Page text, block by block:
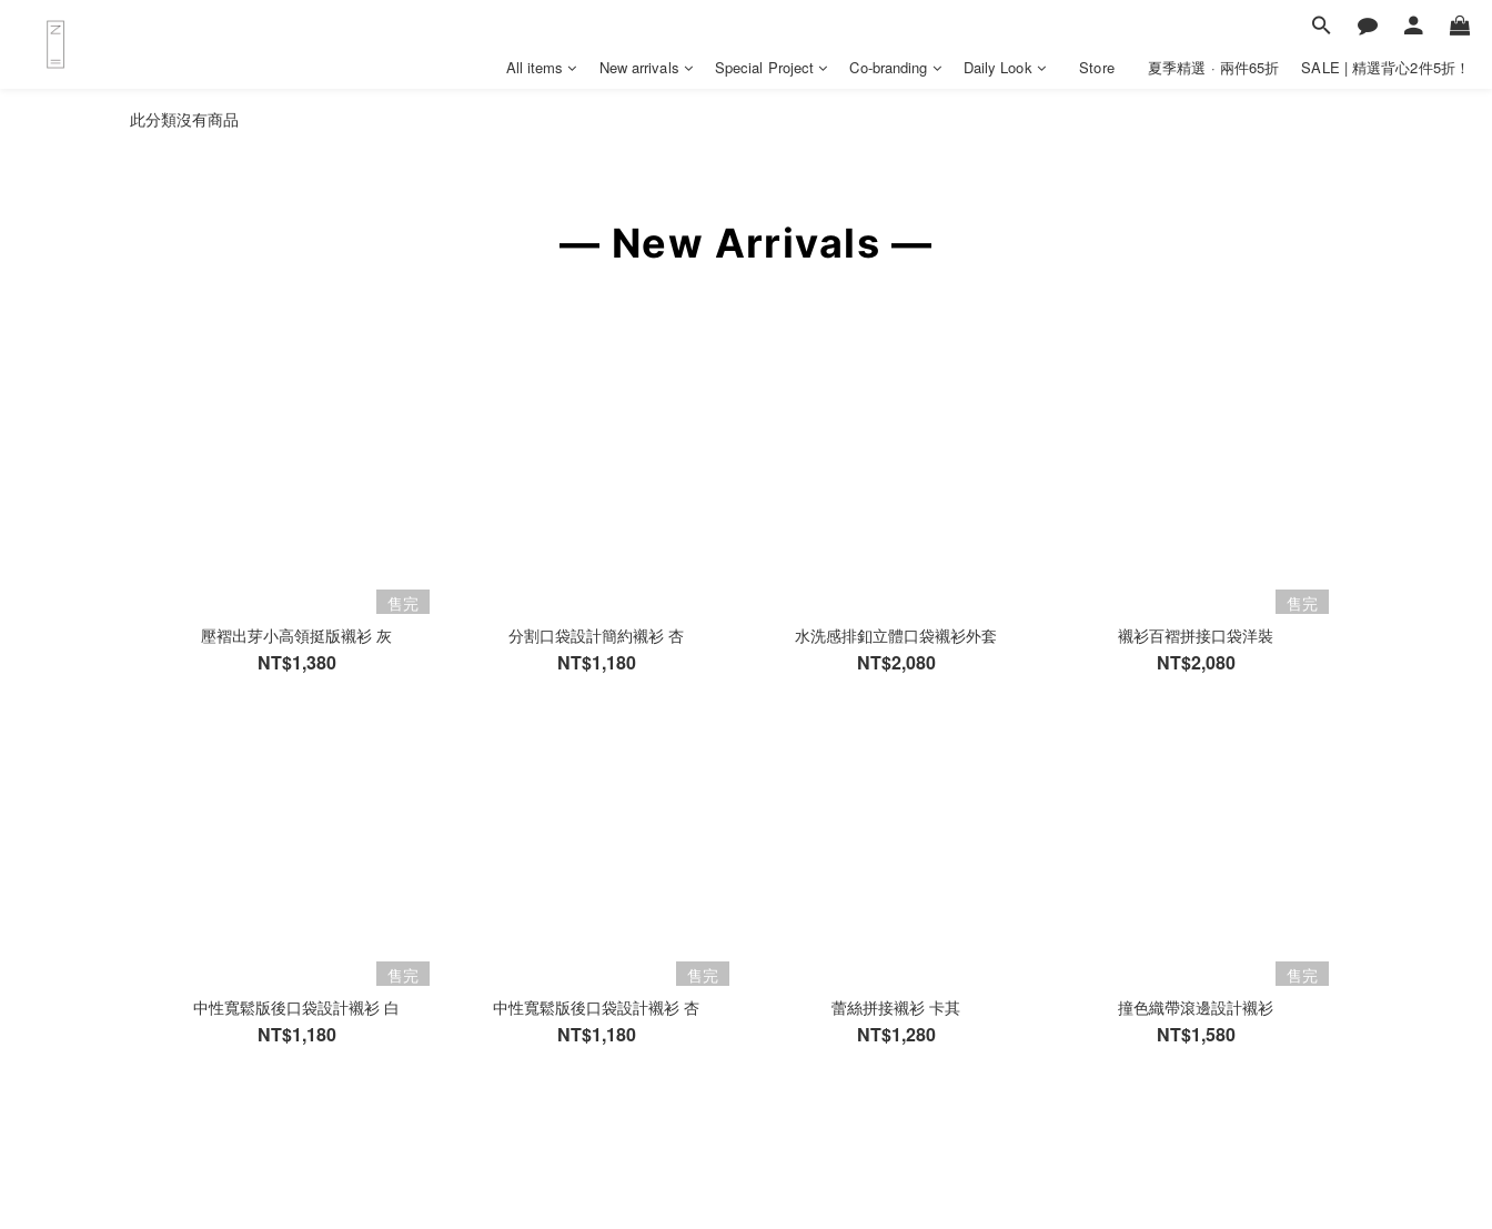
All items New arrivals Special Project Co-branding Daily Look Store 夏季精選 · 兩件65折 SALE | 精選背心2件5折！
此分類沒有商品
— New Arrivals —
售完
壓褶出芽小高領挺版襯衫 灰
NT$1,380
分割口袋設計簡約襯衫 杏
NT$1,180
水洗感排釦立體口袋襯衫外套
NT$2,080
售完
襯衫百褶拼接口袋洋裝
NT$2,080
售完
中性寬鬆版後口袋設計襯衫 白
NT$1,180
售完
中性寬鬆版後口袋設計襯衫 杏
NT$1,180
蕾絲拼接襯衫 卡其
NT$1,280
售完
撞色織帶滾邊設計襯衫
NT$1,580